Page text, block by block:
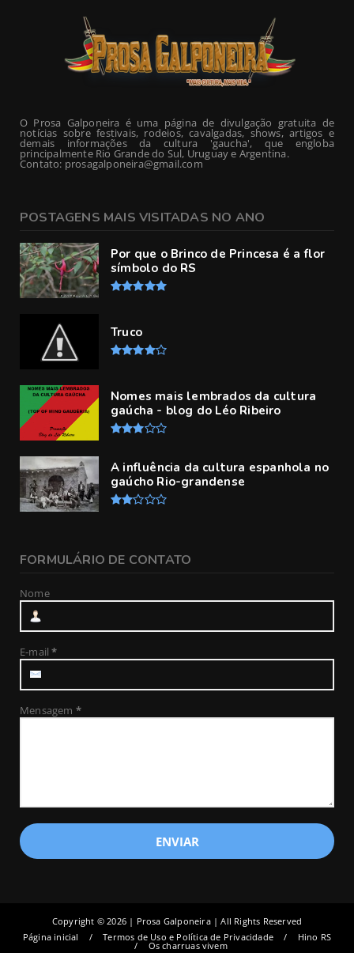
O Prosa Galponeira é uma página de divulgação gratuita de
notícias sobre festivais, rodeios, cavalgadas, shows, artigos e
demais informações da cultura 'gaucha', que engloba
principalmente Rio Grande do Sul, Uruguay e Argentina.
Contato: prosagalponeira@gmail.com
POSTAGENS MAIS VISITADAS NO ANO
Por que o Brinco de Princesa é a flor
símbolo do RS
Truco
Nomes mais lembrados da cultura
gaúcha - blog do Léo Ribeiro
A influência da cultura espanhola no
gaúcho Rio-grandense
FORMULÁRIO DE CONTATO
Nome
E-mail*
Mensagem *
Copyright © 2026 | Prosa Galponeira | All Rights Reserved
Página inicial
Termos de Uso e Política de Privacidade Hino RS
Os charruas vivem